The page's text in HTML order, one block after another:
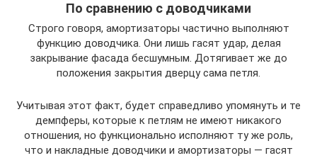
По сравнению с доводчиками
Строго говоря, амортизаторы частично выполняют
функцию доводчика. Они лишь гасят удар, делая
закрывание фасада бесшумным. Дотягивает же до
положения закрытия дверцу сама петля.
Учитывая этот факт, будет справедливо упомянуть и те
демпферы, которые к петлям не имеют никакого
отношения, но функционально исполняют ту же роль,
что и накладные доводчики и амортизаторы — гасят